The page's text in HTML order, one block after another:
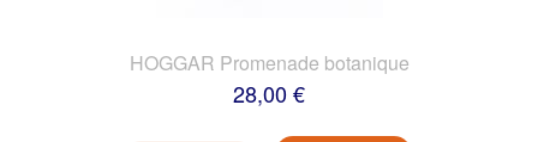
HOGGAR Promenade botanique
28,00 €